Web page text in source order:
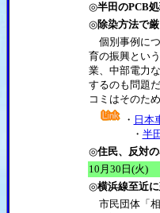
◎半田のPCB
◎除染方法で
個別事例につ
育の振興とい
業、中部電力
するのも問題
コミはそのた
・ 日本
・ 半
◎住民、反対
10月30日(火)
◎横浜線至近
市民団体「相